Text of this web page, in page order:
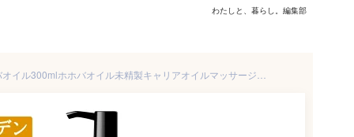
わたしと、暮らし。編集部